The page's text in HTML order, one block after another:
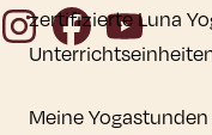
InstagramFacebookYouTube
zertifizierte Luna
Meine